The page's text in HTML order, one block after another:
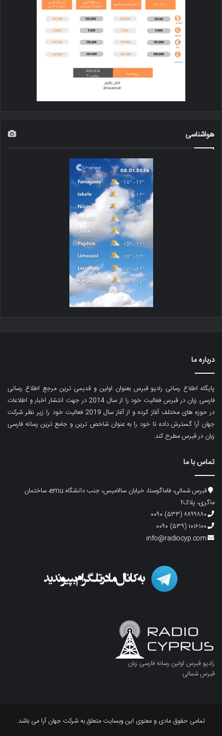
هواشناسی
درباره ما
پایگاه اطلاع رسانی رادیو قبرس بعنوان اولین و قدیمی ترین مرجع اطلاع رسانی
فارسی زبان در قبرس فعالیت خود را از سال 2014 در جهت انتشار اخبار و اطلاعات
در حوزه های مختلف آغاز کرده و از آغاز سال 2019 فعالیت خود را زیر نظر شرکت
جهان آرا گسترش داده تا خود را به عنوان شاخص ترین و جامع ترین رسانه فارسی
زبان در قبرس مطرح کند.
تماس با ما
قبرس شمالی، فاماگوستا، خیابان سالامیس، جنب دانشگاه emu، ساختمان
ماگری، پلاک۲
۸۸۹۹۸۸۰ (۵۳۳) ۰۰۹۰
۱۰۱۶۱۰۰ (۵۳۹) ۰۰۹۰
info@radiocyp.com
رادیو قبرس اولین رسانه فارسی زبان
قبرس شمالی
تمامی حقوق مادی و معنوی این وبسایت متعلق به شرکت جهان آرا می باشد.